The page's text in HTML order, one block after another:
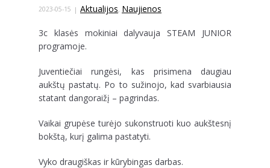
2023-05-15 Aktualijos, Naujienos
3c klasės mokiniai dalyvauja STEAM JUNIOR
programoje.
Juventiečiai rungėsi, kas prisimena daugiau
aukštų pastatų. Po to sužinojo, kad svarbiausia
statant dangoraižį – pagrindas.
Vaikai grupėse turėjo sukonstruoti kuo aukštesnį
bokštą, kurį galima pastatyti.
Vyko draugiškas ir kūrybingas darbas.